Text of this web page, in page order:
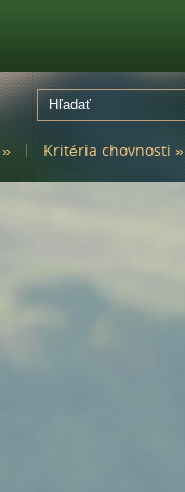
» Kritéria chovnosti »